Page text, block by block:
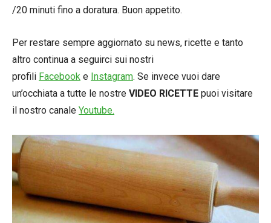
/20 minuti fino a doratura. Buon appetito.
Per restare sempre aggiornato su news, ricette e tanto
altro continua a seguirci sui nostri
profili Facebook e Instagram. Se invece vuoi dare
un’occhiata a tutte le nostre VIDEO RICETTE puoi visitare
il nostro canale Youtube.